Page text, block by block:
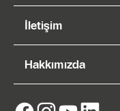
İletişim
Hakkımızda